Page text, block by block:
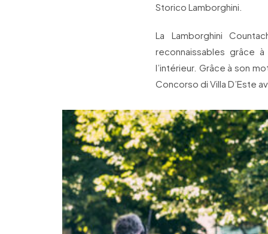
Storico Lamborghini.
La Lamborghini
reconnaissables grâce
l’intérieur. Grâce à son
Concorso di Villa D’Este